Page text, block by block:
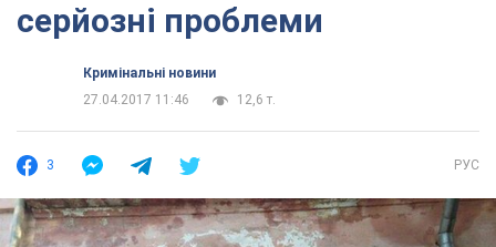
серйозні проблеми
Кримінальні новини
27.04.2017 11:46
12,6 т.
3 РУС